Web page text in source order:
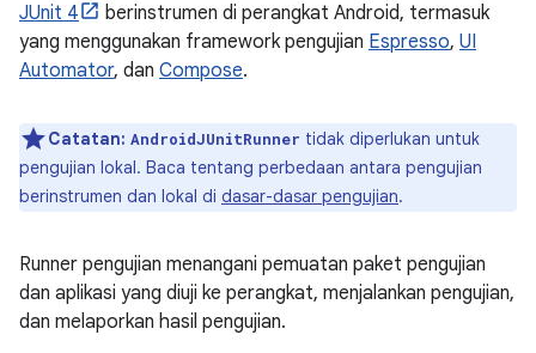
JUnit 4
berinstrumen di perangkat Android, termasuk
yang menggunakan framework pengujian Espresso, UI
Automator, dan Compose.
Catatan: AndroidJUnitRunner tidak diperlukan untuk
pengujian lokal. Baca tentang perbedaan antara pengujian
berinstrumen dan lokal di dasar-dasar pengujian.
Runner pengujian menangani pemuatan paket pengujian
dan aplikasi yang diuji ke perangkat, menjalankan pengujian,
dan melaporkan hasil pengujian.